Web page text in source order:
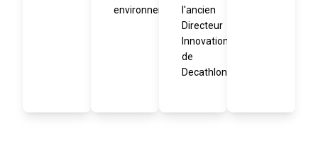
environnementalel'ancien
Directeur
Innovation
de
Decathlon